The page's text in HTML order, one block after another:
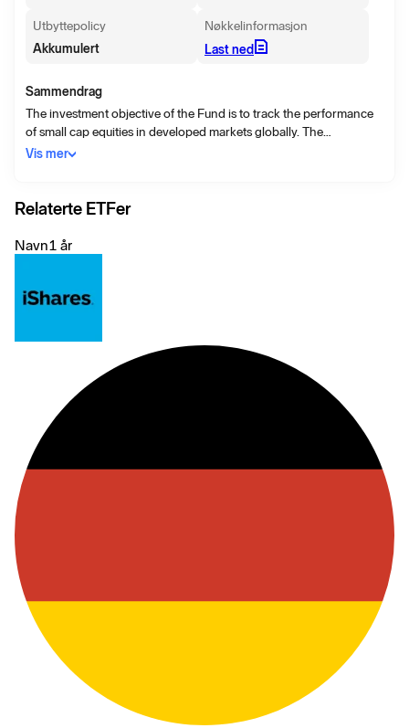
Utbyttepolicy
Akkumulert
Nøkkelinformasjon
Last ned
Sammendrag
The investment objective of the Fund is to track the performance
of small cap equities in developed markets globally. The
investment policy of the Fund is to track the performance of the
and that of the Index.
Vis mer
Relaterte ETFer
Navn1 år